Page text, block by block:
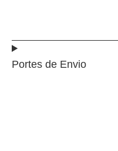
Portes de Envio